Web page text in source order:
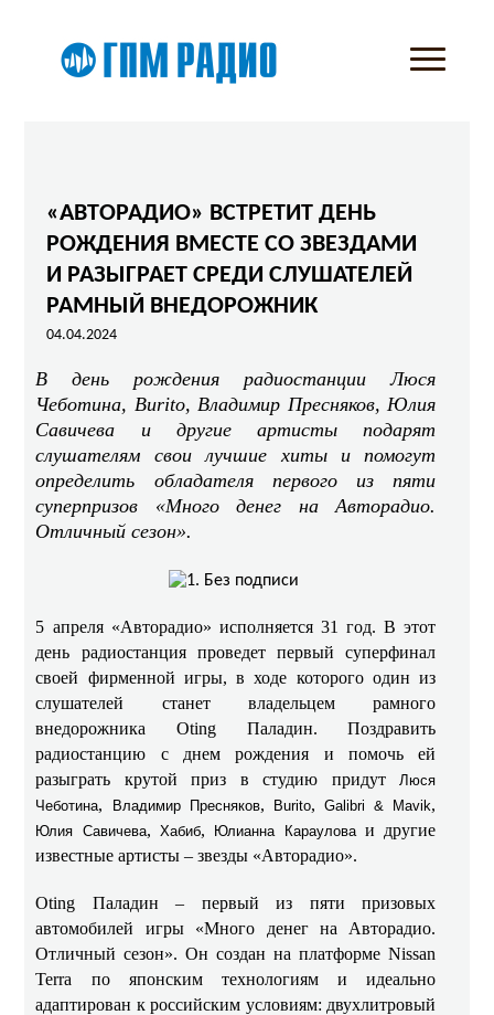
«АВТОРАДИО» ВСТРЕТИТ ДЕНЬ
РОЖДЕНИЯ ВМЕСТЕ СО ЗВЕЗДАМИ
И РАЗЫГРАЕТ СРЕДИ СЛУШАТЕЛЕЙ
РАМНЫЙ ВНЕДОРОЖНИК
04.04.2024
В день рождения радиостанции Люся
Чеботина, Burito, Владимир Пресняков, Юлия
Савичева и другие артисты подарят
слушателям свои лучшие хиты и помогут
определить обладателя первого из пяти
суперпризов «Много денег на Авторадио.
Отличный сезон».
5 апреля «Авторадио» исполняется 31 год. В этот
день радиостанция проведет первый суперфинал
своей фирменной игры, в ходе которого один из
слушателей станет владельцем рамного
внедорожника Oting Паладин. Поздравить
радиостанцию с днем рождения и помочь ей
разыграть крутой приз в студию придут Люся
Чеботина, Владимир Пресняков, Burito,Galibri & Mavik,
Юлия Савичева,Хабиб, Юлианна Карауловаи другие
известные артисты – звезды «Авторадио».
Oting Паладин – первый из пяти призовых
автомобилей игры «Много денег на Авторадио.
Отличный сезон». Он создан на платформе Nissan
Terra по японским технологиям и идеально
адаптирован к российским условиям: двухлитровый